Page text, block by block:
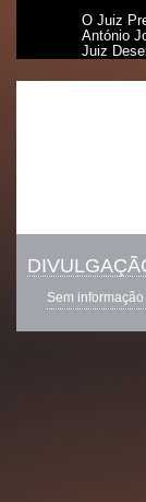
O Juiz
António
Juiz
Sem informação